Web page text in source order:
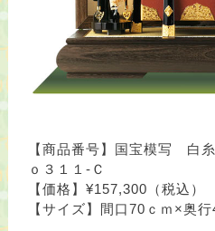
【商品番号】国宝模写 白
ｏ３１１-Ｃ
【価格】¥157,300（税込）
【サイズ】間口70ｃｍ×奥